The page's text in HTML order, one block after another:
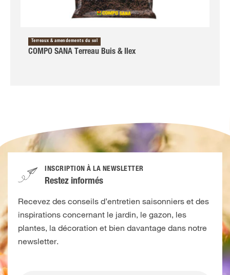
Terreaux & amendements du sol
COMPO SANA Terreau Buis & Ilex
INSCRIPTION À LA NEWSLETTER
Restez informés
Recevez des conseils d’entretien saisonniers et des
inspirations concernant le jardin, le gazon, les
plantes, la décoration et bien davantage dans notre
newsletter.